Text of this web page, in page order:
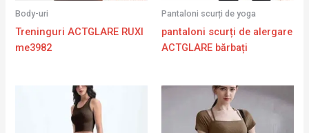
Body-uri
Treninguri ACTGLARE RUXI
me3982
Pantaloni scurți de yoga
pantaloni scurți de alergare
ACTGLARE bărbați